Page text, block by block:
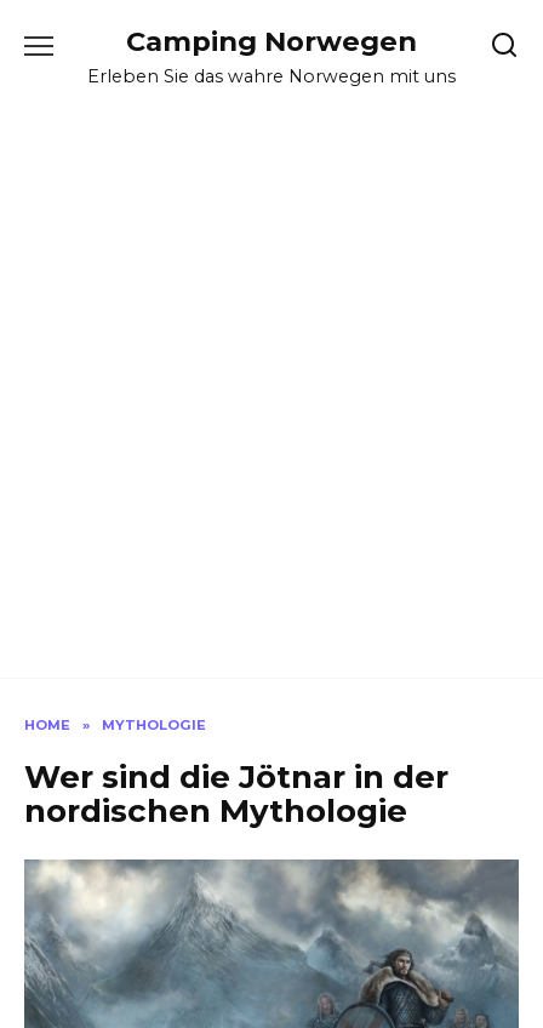
Camping Norwegen
Erleben Sie das wahre Norwegen mit uns
HOME » MYTHOLOGIE
Wer sind die Jötnar in der
nordischen Mythologie